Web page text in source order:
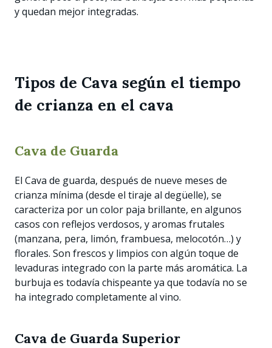
y quedan mejor integradas.
Tipos de Cava según el tiempo
de crianza en el cava
Cava de Guarda
El Cava de guarda, después de nueve meses de
crianza mínima (desde el tiraje al degüelle), se
caracteriza por un color paja brillante, en algunos
casos con reflejos verdosos, y aromas frutales
(manzana, pera, limón, frambuesa, melocotón…) y
florales. Son frescos y limpios con algún toque de
levaduras integrado con la parte más aromática. La
burbuja es todavía chispeante ya que todavía no se
ha integrado completamente al vino.
Cava de Guarda Superior